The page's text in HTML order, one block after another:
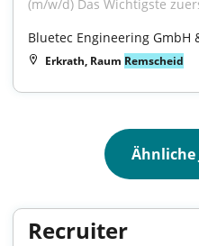
(m/w/d) Das Wichtigste
Bluetec Engineering GmbH
Erkrath, Raum Remscheid
Ähnliche
Recruiter